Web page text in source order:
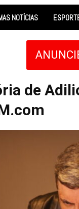
NOTÍCIAS
de